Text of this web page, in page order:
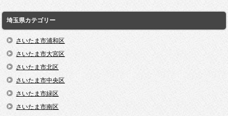
埼玉県カテゴリー
さいたま市浦和区
さいたま市大宮区
さいたま市北区
さいたま市中央区
さいたま市緑区
さいたま市南区